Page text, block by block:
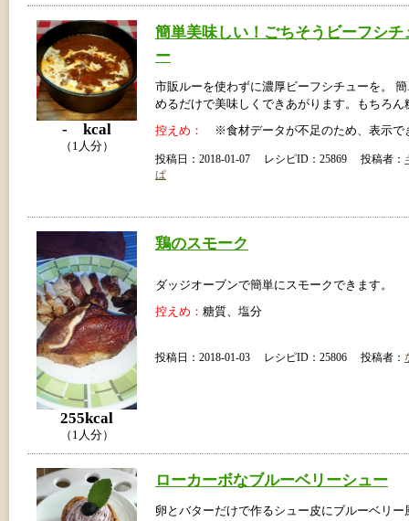
- kcal
（1人分）
簡単美味しい！ごちそうビーフシチ
ー
市販ルーを使わずに濃厚ビーフシチューを。
めるだけで美味しくできあがります。もちろん
控えめ： ※食材データが不足のため、表示で
投稿日：2018-01-07 レシピID：25869 投稿者：
ぱ
255kcal
（1人分）
鶏のスモーク
ダッジオーブンで簡単にスモークできます。
控えめ： 糖質、塩分
投稿日：2018-01-03 レシピID：25806 投稿者：
ローカーボなブルーベリーシュー
卵とバターだけで作るシュー皮にブルーベリー